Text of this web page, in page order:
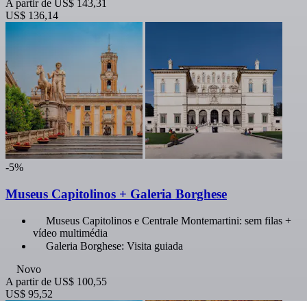
A partir de US$ 143,31
US$ 136,14
-5%
Museus Capitolinos + Galeria Borghese
Museus Capitolinos e Centrale Montemartini: sem filas +
vídeo multimédia
Galeria Borghese: Visita guiada
Novo
A partir de US$ 100,55
US$ 95,52